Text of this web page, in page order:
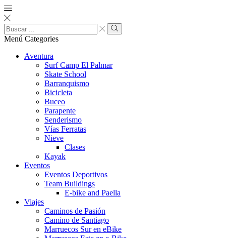
Menú Categories
Aventura
Surf Camp El Palmar
Skate School
Barranquismo
Bicicleta
Buceo
Parapente
Senderismo
Vías Ferratas
Nieve
Clases
Kayak
Eventos
Eventos Deportivos
Team Buildings
E-bike and Paella
Viajes
Caminos de Pasión
Camino de Santiago
Marruecos Sur en eBike